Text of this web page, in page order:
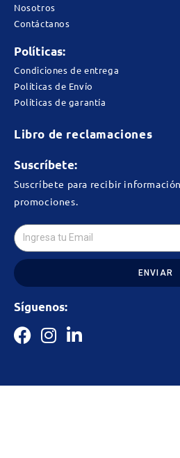
Nosotros
Contáctanos
Políticas:
Condiciones de entrega
Políticas de Envío
Políticas de garantía
Libro de reclamaciones
Suscríbete:
Suscríbete para recibir
promociones.
ENVIAR
Síguenos: